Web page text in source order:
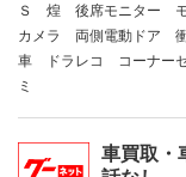
Ｓ 煌 後席モニター モ
カメラ 両側電動ドア
車 ドラレコ コーナー
ミ
車買取・